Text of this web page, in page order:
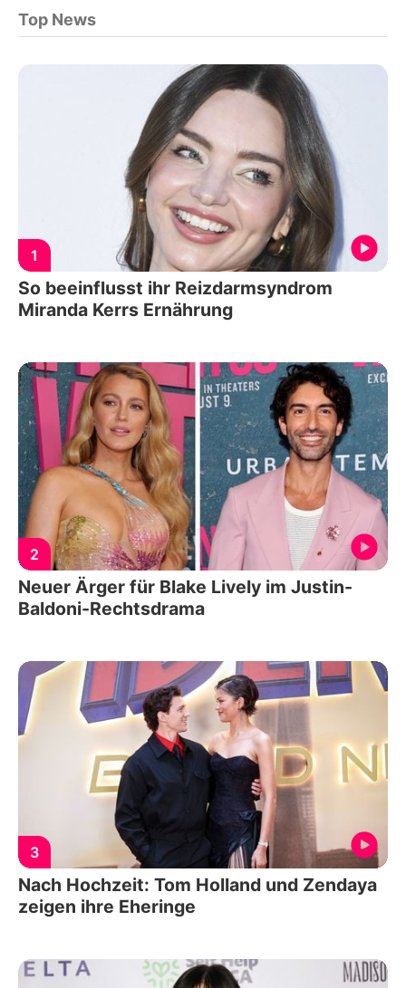
Top News
1
So beeinflusst ihr Reizdarmsyndrom
Miranda Kerrs Ernährung
2
Neuer Ärger für Blake Lively im Justin-
Baldoni-Rechtsdrama
3
Nach Hochzeit: Tom Holland und Zendaya
zeigen ihre Eheringe